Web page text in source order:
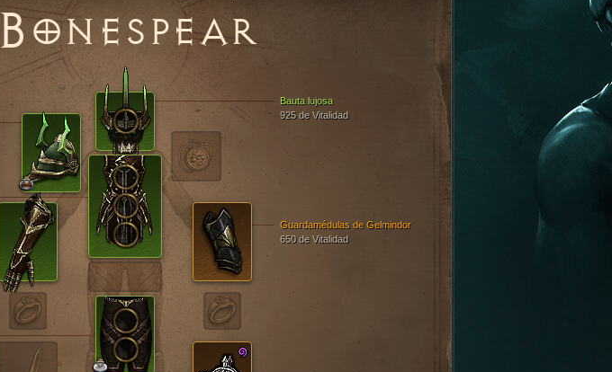
BONESPEAR
Bauta lujosa
925 de Vitalidad
Guardamédulas de Gelmindor
650 de Vitalidad